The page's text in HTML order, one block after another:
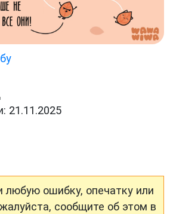
21.11.2025
любую ошибку, опечатку или
сообщите об этом в